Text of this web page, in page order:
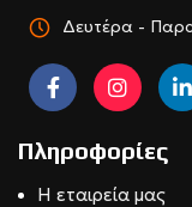
Δευτέρα -
Πληροφορίες
Η εταιρεία μας